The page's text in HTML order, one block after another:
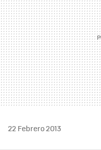
22 Febrero 2013